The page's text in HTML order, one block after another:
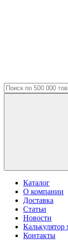
Каталог
О компании
Доставка
Статьи
Новости
Калькулятор
Контакты